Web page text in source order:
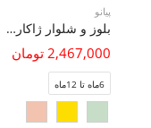
پیانو
بلوز و شلوار ژاکارد حبابی نوزادی
2,467,000 تومان
6ماه تا 12ماه